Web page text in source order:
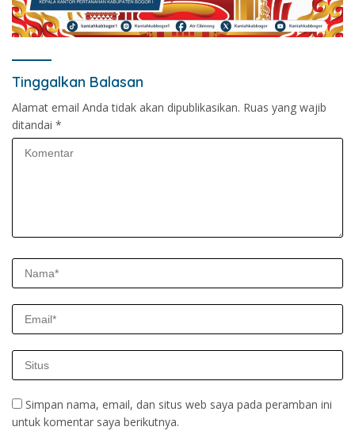
Tinggalkan Balasan
Alamat email Anda tidak akan dipublikasikan. Ruas yang wajib
ditandai *
Simpan nama, email, dan situs web saya pada peramban ini
untuk komentar saya berikutnya.